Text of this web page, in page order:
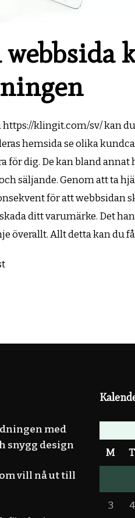
webbsida
klingit.com/sv/ kan
hemsida se olika
för dig. De kan bland annat
säljande. Genom att ta
för att webbsidan
ditt varumärke. Det
överallt. Allt detta kan du
med
snygg design
vill nå ut till
M T
3 4